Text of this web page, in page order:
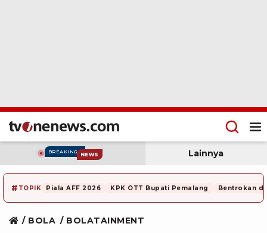
BREAKING NEWS Lainnya
# TOPIK Piala AFF 2026 KPK OTT Bupati Pemalang Bentrokan di
BOLA BOLATAINMENT